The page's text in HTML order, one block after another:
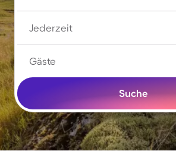
Jederzeit
Gäste
Suche